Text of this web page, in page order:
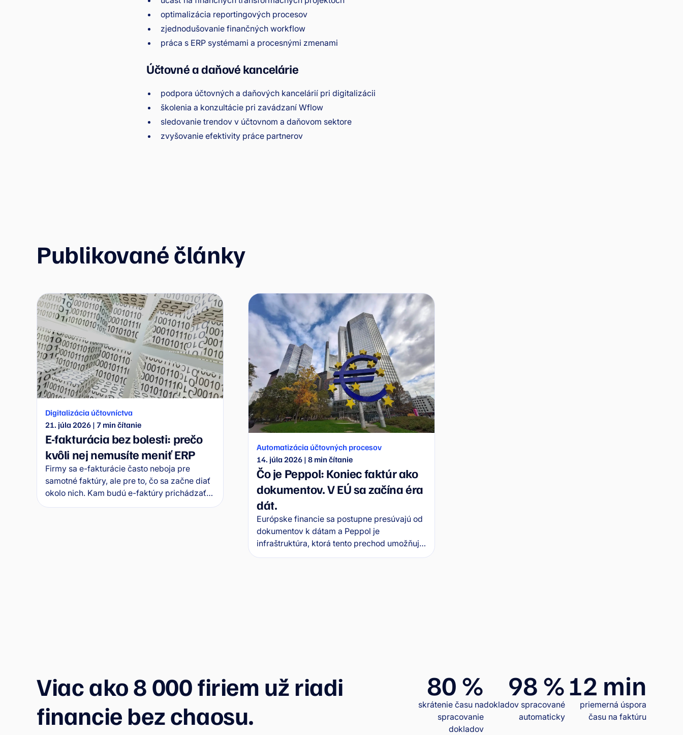
optimalizácia reportingových procesov
zjednodušovanie finančných workflow
práca s ERP systémami a procesnými zmenami
Účtovné a daňové kancelárie
podpora účtovných a daňových kancelárií pri digitalizácii
školenia a konzultácie pri zavádzaní Wflow
sledovanie trendov v účtovnom a daňovom sektore
zvyšovanie efektivity práce partnerov
Publikované články
Digitalizácia účtovníctva
21. júla 2026 | 7 min čítanie
E-fakturácia bez bolesti: prečo
kvôli nej nemusíte meniť ERP
Firmy sa e-fakturácie často neboja pre
samotné faktúry, ale pre to, čo sa začne diať
okolo nich. Kam budú e-faktúry prichádzať?
Ako sa prepoja s ERP? Kto ich schváli a čo sa
Automatizácia účtovných procesov
14. júla 2026 | 8 min čítanie
Čo je Peppol: Koniec faktúr ako
dokumentov. V EÚ sa začína éra
dát.
Európske financie sa postupne presúvajú od
dokumentov k dátam a Peppol je
infraštruktúra, ktorá tento prechod umožňuje.
Ako funguje prenos elektronických faktúr a
Viac ako 8 000 firiem už riadi
financie bez chaosu.
80 %
skrátenie času na
spracovanie
dokladov
98 %
dokladov spracované
automaticky
12 min
priemerná úspora
času na faktúru